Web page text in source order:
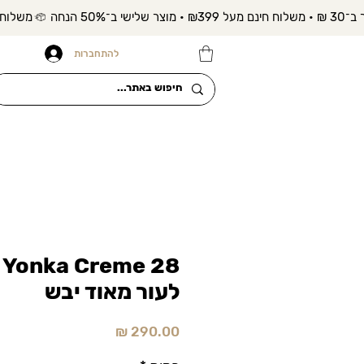
להתחברות
לעור מאוד יבש